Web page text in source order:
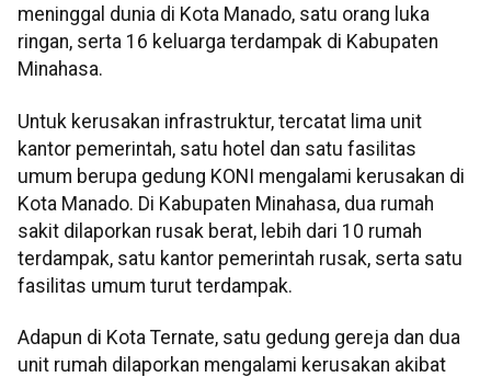
meninggal dunia di Kota Manado, satu orang luka
ringan, serta 16 keluarga terdampak di Kabupaten
Minahasa.
Untuk kerusakan infrastruktur, tercatat lima unit
kantor pemerintah, satu hotel dan satu fasilitas
umum berupa gedung KONI mengalami kerusakan di
Kota Manado. Di Kabupaten Minahasa, dua rumah
sakit dilaporkan rusak berat, lebih dari 10 rumah
terdampak, satu kantor pemerintah rusak, serta satu
fasilitas umum turut terdampak.
Adapun di Kota Ternate, satu gedung gereja dan dua
unit rumah dilaporkan mengalami kerusakan akibat